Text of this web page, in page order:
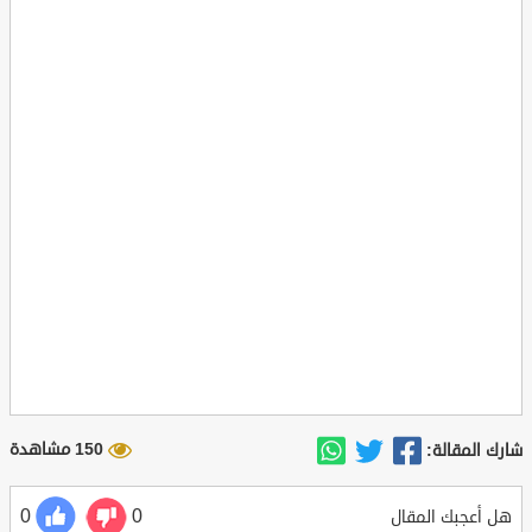
شارك المقالة: 150 مشاهدة
هل أعجبك المقال 0
0